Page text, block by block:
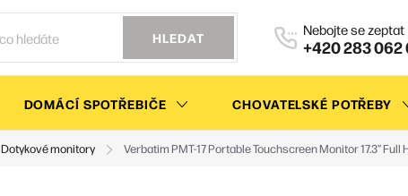
HLEDAT +420 283 062
DOMÁCÍ SPOTŘEBIČE CHOVATELSKÉ POTŘEBY
Dotykové monitory Verbatim PMT-17 Portable Touchscreen Monitor 17.3"